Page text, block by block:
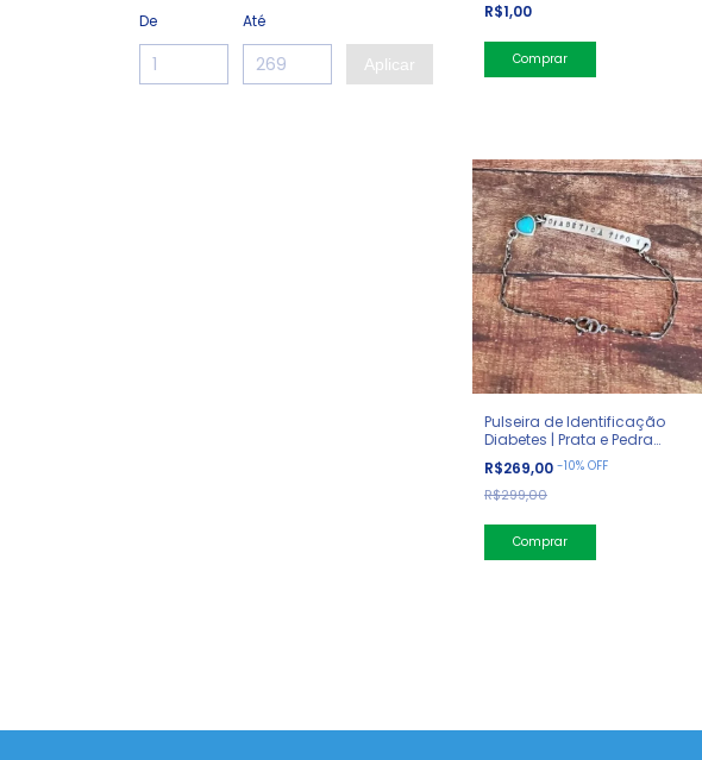
De Até
Aplicar
R$1,00
Pulseira de Identificação
Diabetes | Prata e Pedra
Brasileira
R$269,00 -10% OFF
R$299,00